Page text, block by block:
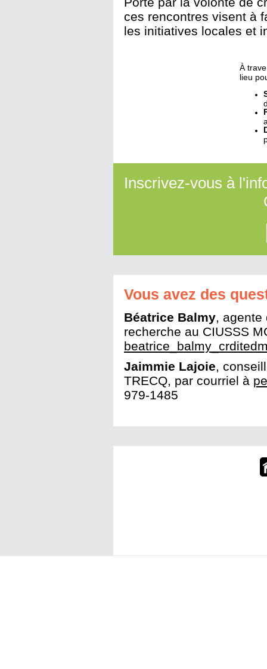
ces rencontres visent à
les initiatives locales et
À
lieu
Inscrivez-vous à
Vous avez des
Béatrice Balmy, agente
recherche au CIUSSS
Jaimmie Lajoie,
TRECQ, par courriel à
979-1485